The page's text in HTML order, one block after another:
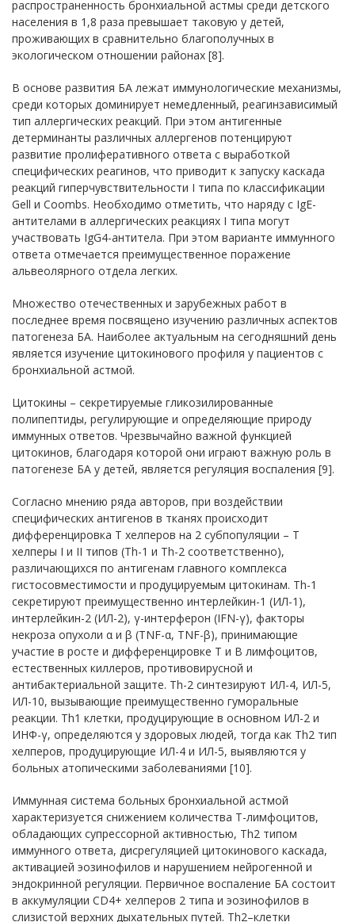
распространенность бронхиальной астмы среди детского
населения в 1,8 раза превышает таковую у детей,
проживающих в сравнительно благополучных в
экологическом отношении районах [8].
В основе развития БА лежат иммунологические механизмы,
среди которых доминирует немедленный, реагинзависимый
тип аллергических реакций. При этом антигенные
детерминанты различных аллергенов потенцируют
развитие пролиферативного ответа с выработкой
специфических реагинов, что приводит к запуску каскада
реакций гиперчувствительности I типа по классификации
Gell и Coombs. Необходимо отметить, что наряду с IgE-
антителами в аллергических реакциях I типа могут
участвовать IgG4-антитела. При этом варианте иммунного
ответа отмечается преимущественное поражение
альвеолярного отдела легких.
Множество отечественных и зарубежных работ в
последнее время посвящено изучению различных аспектов
патогенеза БА. Наиболее актуальным на сегодняшний день
является изучение цитокинового профиля у пациентов с
бронхиальной астмой.
Цитокины – секретируемые гликозилированные
полипептиды, регулирующие и определяющие природу
иммунных ответов. Чрезвычайно важной функцией
цитокинов, благодаря которой они играют важную роль в
патогенезе БА у детей, является регуляция воспаления [9].
Согласно мнению ряда авторов, при воздействии
специфических антигенов в тканях происходит
дифференцировка Т хелперов на 2 субпопуляции – Т
хелперы I и II типов (Th-1 и Th-2 соответственно),
различающихся по антигенам главного комплекса
гистосовместимости и продуцируемым цитокинам. Th-1
секретируют преимущественно интерлейкин-1 (ИЛ-1),
интерлейкин-2 (ИЛ-2), γ-интерферон (IFN-γ), факторы
некроза опухоли α и β (TNF-α, TNF-β), принимающие
участие в росте и дифференцировке Т и В лимфоцитов,
естественных киллеров, противовирусной и
антибактериальной защите. Th-2 синтезируют ИЛ-4, ИЛ-5,
ИЛ-10, вызывающие преимущественно гуморальные
реакции. Тh1 клетки, продуцирующие в основном ИЛ-2 и
ИНФ-γ, определяются у здоровых людей, тогда как Th2 тип
хелперов, продуцирующиe ИЛ-4 и ИЛ-5, выявляются у
больных атопическими заболеваниями [10].
Иммунная система больных бронхиальной астмой
характеризуется снижением количества Т-лимфоцитов,
обладающих супрессорной активностью, Th2 типом
иммунного ответа, дисрегуляцией цитокинового каскада,
активацией эозинофилов и нарушением нейрогенной и
эндокринной регуляции. Первичное воспаление БА состоит
в аккумуляции CD4+ хелперов 2 типа и эозинофилов в
слизистой верхних дыхательных путей. Th2–клетки